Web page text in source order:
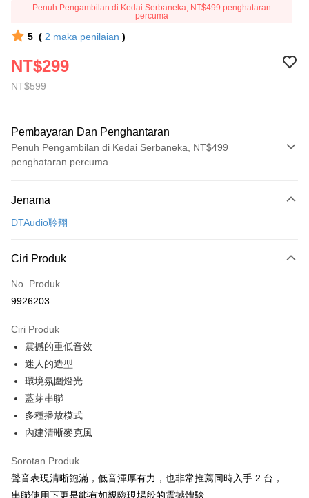
Penuh Pengambilan di Kedai Serbaneka, NT$499 penghataran
percuma
5 ( 2 maka penilaian )
NT$599
NT$299
Pembayaran Dan Penghantaran
Penuh Pengambilan di Kedai Serbaneka, NT$499
penghataran percuma
Kad Kredit (Bayaran Penuh)
Pengambilan di Kedai Serbaneka
LINE Pay
Apple Pay
JKOPAY
Easy Wallet
Google Pay
Pemindahan ATM
Pilihan Penghantaran
全家取貨付款
NT$60/pesanan | Penghantaran percuma untuk pesanan
NT$499 atau lebih
Jenama
DTAudio聆翔
Ciri Produk
No. Produk
9926203
Ciri Produk
震撼的重低音效
迷人的造型
環境氛圍燈光
藍芽串聯
多種播放模式
內建清晰麥克風
Sorotan Produk
聲音表現清晰飽滿，低音渾厚有力，也非常推薦同時入手 2 台，
串聯使用下更是能有如親臨現場般的震撼體驗